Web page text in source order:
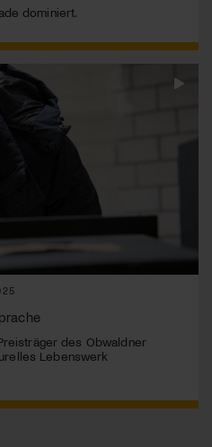
dominiert.
des Obwaldner
Lebenswerk